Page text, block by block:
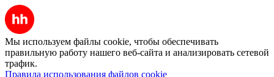
Мы используем файлы cookie, чтобы обеспечивать
правильную работу нашего веб-сайта и анализировать сетевой
трафик.
Правила использования файлов cookie